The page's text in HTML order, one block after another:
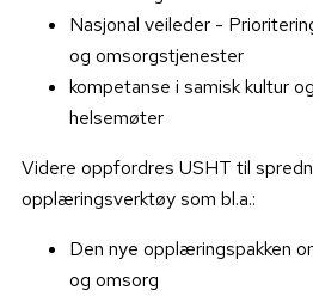
Nasjonal veileder -
og omsorgstjenester
kompetanse i samisk kultur
helsemøter
Videre oppfordres USHT til
opplæringsverktøy som bl.a.:
Den nye opplæringspakken
og omsorg